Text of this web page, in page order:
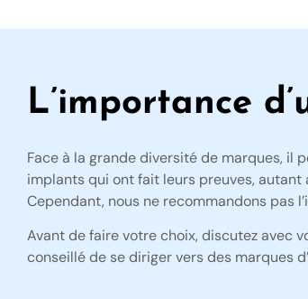
L’importance
Face à la grande diversité de marques, il
implants qui ont fait leurs preuves,
Cependant, nous ne recommandons pas
Avant de faire votre choix, discutez avec
conseillé de se diriger vers des marques